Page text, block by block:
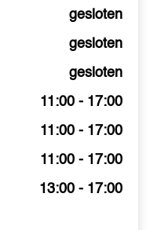
gesloten
gesloten
gesloten
11:00 - 17:00
11:00 - 17:00
11:00 - 17:00
13:00 - 17:00